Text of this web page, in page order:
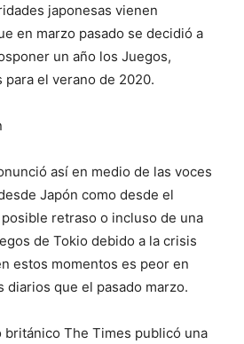
japonesas vienen
en marzo pasado se decidió a
un año los Juegos,
el verano de 2020.
así en medio de las voces
Japón como desde el
retraso o incluso de una
de Tokio debido a la crisis
estos momentos es peor en
diarios que el pasado marzo.
británico The Times publicó una